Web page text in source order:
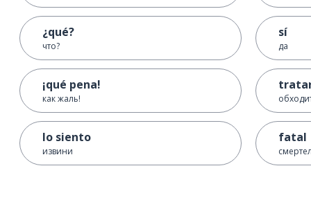
¿qué?
что?
¡qué pena!
как жаль!
lo siento
извини
sí
да
fatal